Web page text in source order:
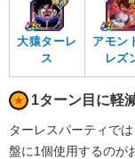
大猿ターレ
ス
アモン
レズ
1ターン目に軽
ターレスパーティで
盤に1個使用するのが